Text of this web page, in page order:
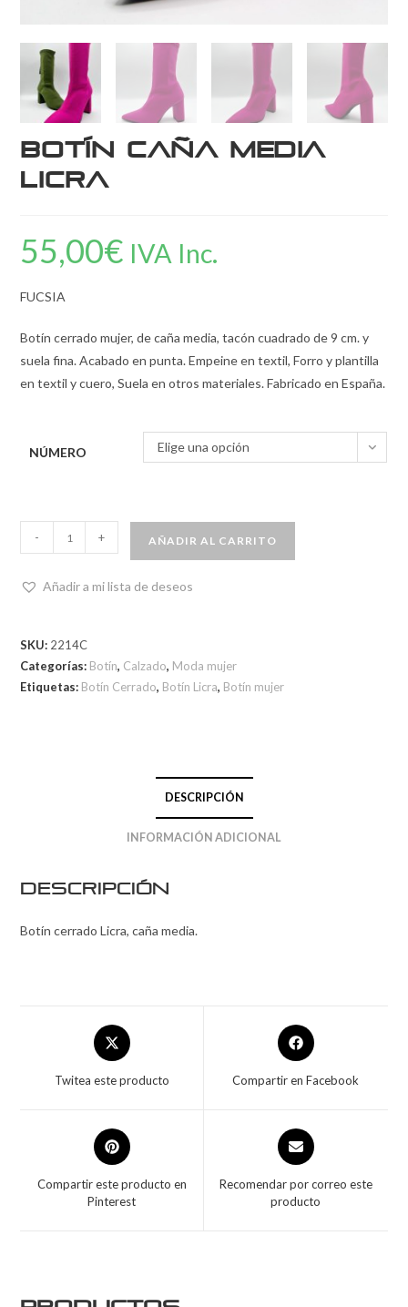
Botín Caña Media
Licra
55,00€ IVA Inc.
FUCSIA
Botín cerrado mujer, de caña media, tacón cuadrado de 9 cm. y
suela fina. Acabado en punta. Empeine en textil, Forro y plantilla
en textil y cuero, Suela en otros materiales. Fabricado en España.
NÚMERO Elige una opción
- + AÑADIR AL CARRITO
Añadir a mi lista de deseos
SKU: 2214C
Categorías: Botín, Calzado, Moda mujer
Etiquetas: Botín Cerrado, Botín Licra, Botín mujer
DESCRIPCIÓN
INFORMACIÓN ADICIONAL
Descripción
Botín cerrado Licra, caña media.
Twitea este producto Compartir en Facebook
Compartir este producto en
Pinterest
Recomendar por correo este
producto